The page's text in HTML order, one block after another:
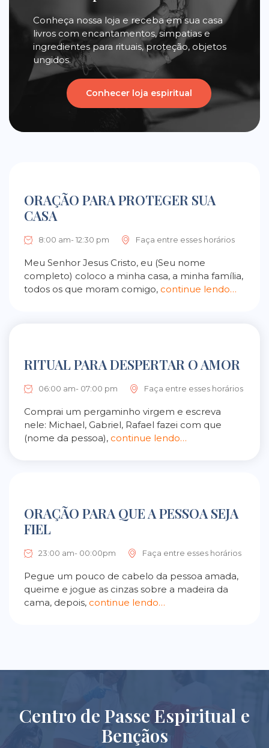
Conheça nossa loja e receba em sua casa
livros com encantamentos, simpatias e
ingredientes para rituais, proteção, objetos
ungidos.
Conhecer loja espiritual
ORAÇÃO PARA PROTEGER SUA
CASA
8:00 am- 12:30 pm Faça entre esses horários
Meu Senhor Jesus Cristo, eu (Seu nome
completo) coloco a minha casa, a minha família,
todos os que moram comigo, continue lendo…
RITUAL PARA DESPERTAR O AMOR
06:00 am- 07:00 pm Faça entre esses horários
Comprai um pergaminho virgem e escreva
nele: Michael, Gabriel, Rafael fazei com que
(nome da pessoa), continue lendo…
ORAÇÃO PARA QUE A PESSOA SEJA
FIEL
23:00 am- 00:00pm Faça entre esses horários
Pegue um pouco de cabelo da pessoa amada,
queime e jogue as cinzas sobre a madeira da
cama, depois, continue lendo…
Centro de Passe Espiritual e
Bençãos